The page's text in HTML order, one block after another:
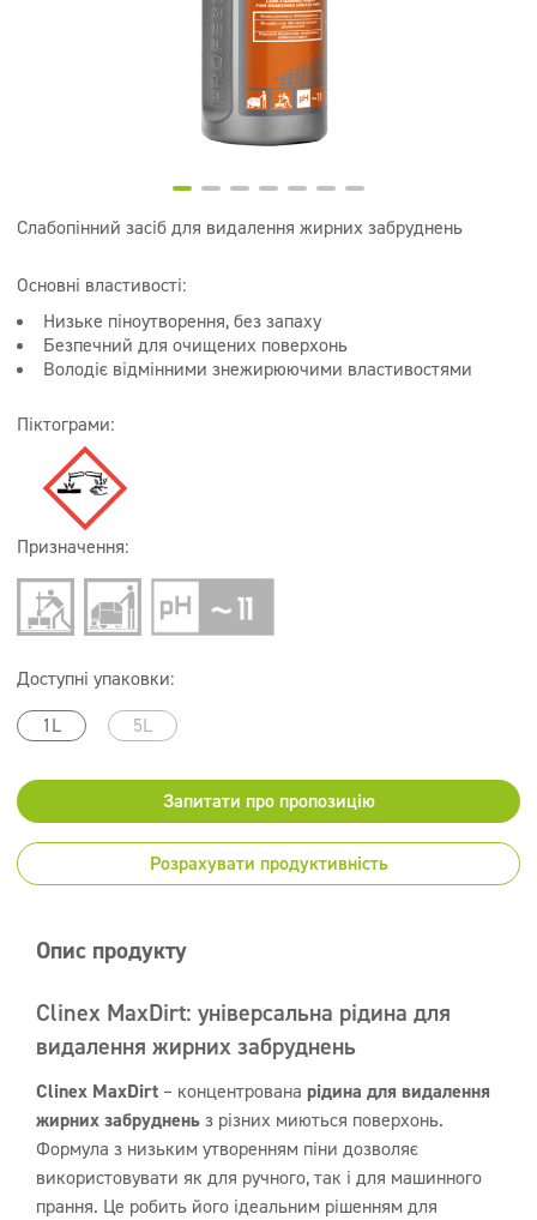
Слабопінний засіб для видалення жирних забруднень
Основні властивості:
Низьке піноутворення, без запаху
Безпечний для очищених поверхонь
Володіє відмінними знежирюючими властивостями
Піктограми:
Призначення:
Доступні упаковки:
1L
5L
Запитати про пропозицію
Розрахувати продуктивність
Опис продукту
Clinex MaxDirt: універсальна рідина для
видалення жирних забруднень
Clinex MaxDirt – концентрована рідина для видалення
жирних забрудненьз різних миються поверхонь.
Формула з низьким утворенням піни дозволяє
використовувати як для ручного, так і для машинного
прання. Це робить його ідеальним рішенням для